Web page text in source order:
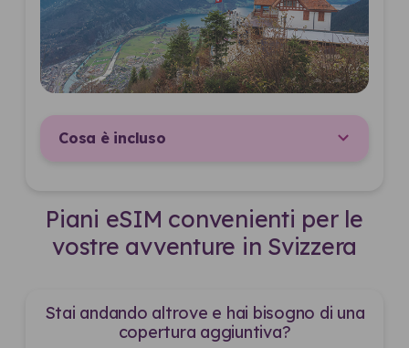
Cosa è incluso
Piani eSIM convenienti per le
vostre avventure in Svizzera
Stai andando altrove e hai bisogno di una
copertura aggiuntiva?